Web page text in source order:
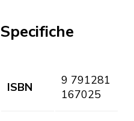
Specifiche
ISBN
9 791281
167025